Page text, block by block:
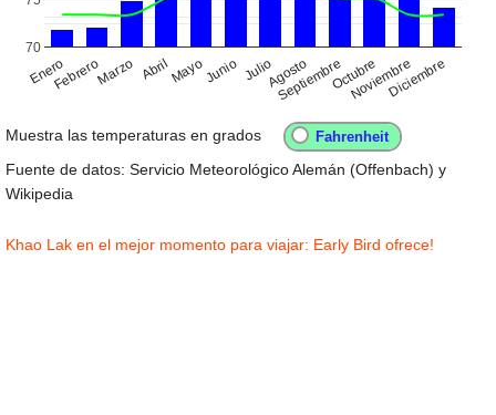
EneroFebreroMarzo AbrilMayoJunio JulioAgosto
SeptiembreOctubre
NoviembreDiciembre
70
Muestra las temperaturas en grados
Fuente de datos: Servicio Meteorológico Alemán (Offenbach) y
Wikipedia
Khao Lak en el mejor momento para viajar: Early Bird ofrece!